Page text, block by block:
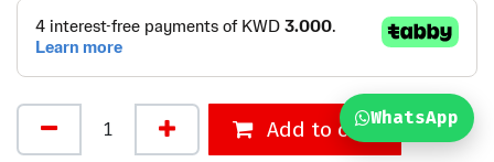
Add to cartWhatsApp